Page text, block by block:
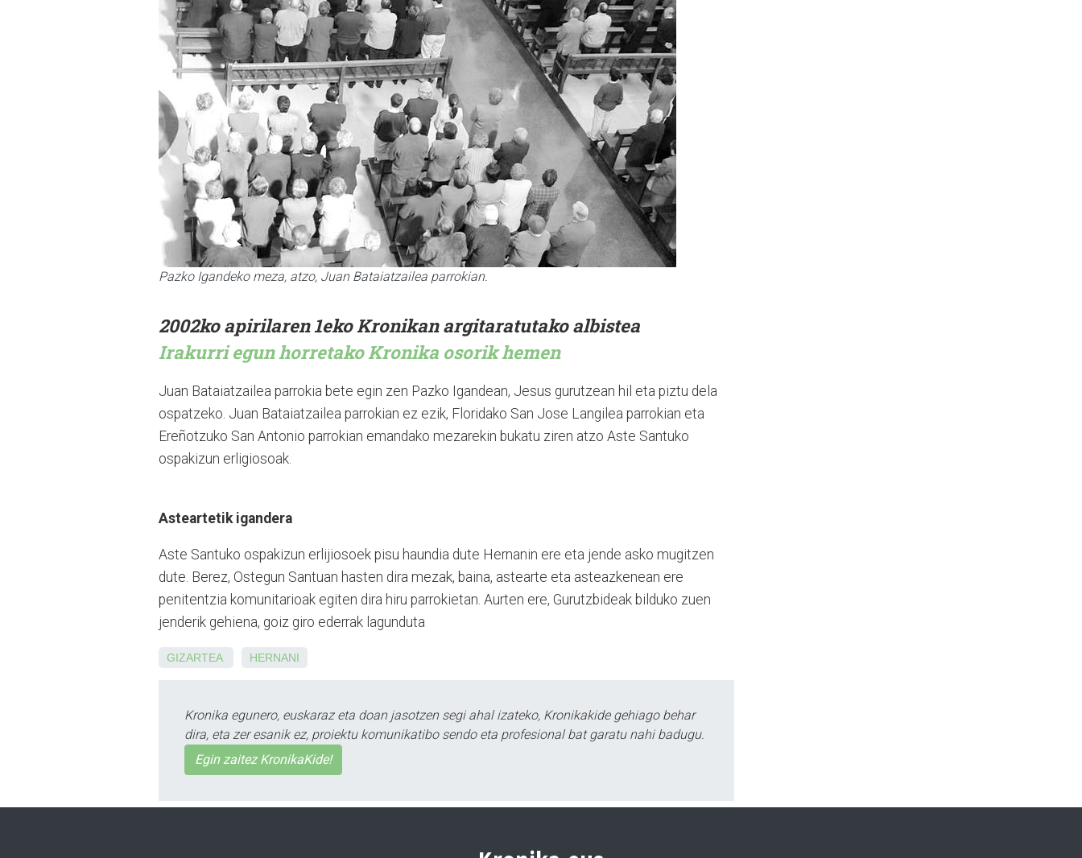
Pazko Igandeko meza, atzo, Juan Bataiatzailea parrokian.
2002ko apirilaren 1eko Kronikan argitaratutako albistea
Irakurri egun horretako Kronika osorik hemen
Juan Bataiatzailea parrokia bete egin zen Pazko Igandean, Jesus gurutzean hil eta piztu dela
ospatzeko. Juan Bataiatzailea parrokian ez ezik, Floridako San Jose Langilea parrokian eta
Ereñotzuko San Antonio parrokian emandako mezarekin bukatu ziren atzo Aste Santuko
ospakizun erligiosoak.
Asteartetik igandera
Aste Santuko ospakizun erlijiosoek pisu haundia dute Hernanin ere eta jende asko mugitzen
dute. Berez, Ostegun Santuan hasten dira mezak, baina, astearte eta asteazkenean ere
penitentzia komunitarioak egiten dira hiru parrokietan. Aurten ere, Gurutzbideak bilduko zuen
jenderik gehiena, goiz giro ederrak lagunduta
GIZARTEA HERNANI
Kronika egunero, euskaraz eta doan jasotzen segi ahal izateko, Kronikakide gehiago behar
dira, eta zer esanik ez, proiektu komunikatibo sendo eta profesional bat garatu nahi badugu.
Egin zaitez KronikaKide!